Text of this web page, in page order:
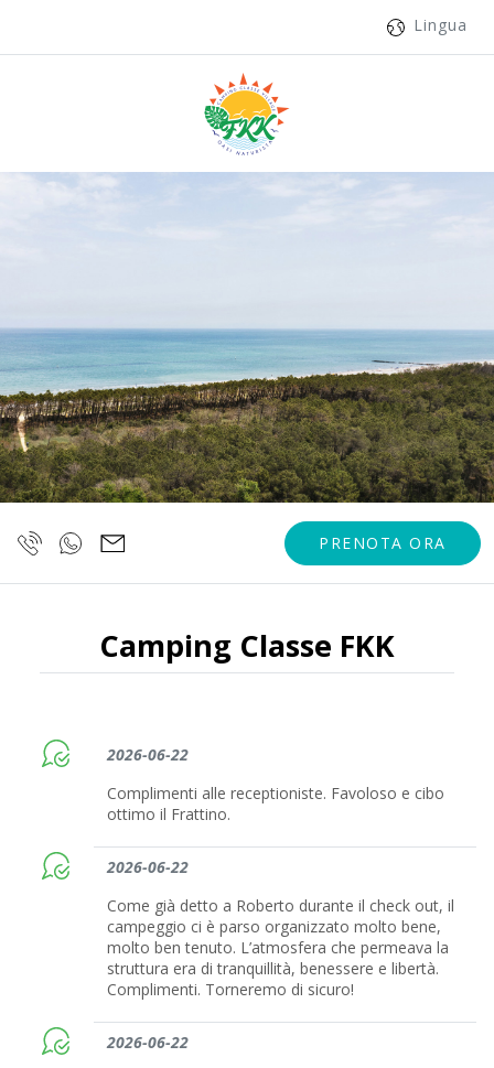
Lingua
PRENOTA ORA
Camping Classe FKK
2026-06-22
Complimenti alle receptioniste. Favoloso e cibo
ottimo il Frattino.
2026-06-22
Come già detto a Roberto durante il check out, il
campeggio ci è parso organizzato molto bene,
molto ben tenuto. L’atmosfera che permeava la
struttura era di tranquillità, benessere e libertà.
Complimenti. Torneremo di sicuro!
2026-06-22